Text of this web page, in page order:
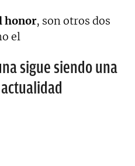
honor, son otros dos
el
sigue siendo una